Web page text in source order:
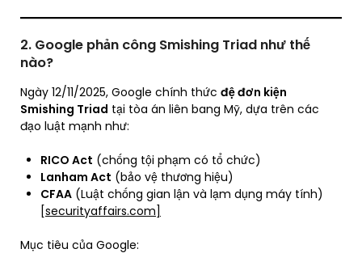
2. Google phản công Smishing Triad như thế
nào?
Ngày 12/11/2025, Google chính thức đệ đơn kiện
Smishing Triad tại tòa án liên bang Mỹ, dựa trên các
đạo luật mạnh như:
RICO Act (chống tội phạm có tổ chức)
Lanham Act (bảo vệ thương hiệu)
CFAA (Luật chống gian lận và lạm dụng máy tính)
[securityaffairs.com]
Mục tiêu của Google: